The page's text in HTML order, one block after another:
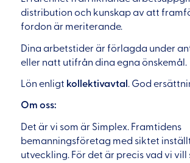
distribution och kunskap av att
fordon är meriterande.
Dina arbetstider är förlagda under
eller natt utifrån dina egna önskemål.
Lön enligt kollektivavtal . God
Om oss:
Det är vi som är Simplex. Framtidens
bemanningsföretag med siktet
utveckling. För det är precis vad vi vill